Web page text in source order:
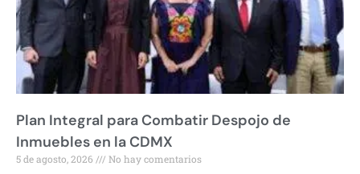
Plan Integral para Combatir Despojo de
Inmuebles en la CDMX
5 de agosto, 2026 No hay comentarios